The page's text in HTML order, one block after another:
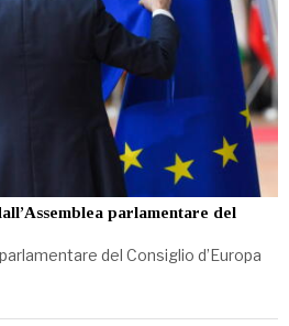
parlamentare del
del Consiglio d’Europa